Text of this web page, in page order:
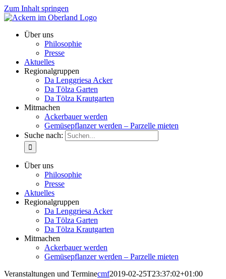
Zum Inhalt springen
Über uns
Philosophie
Presse
Aktuelles
Regionalgruppen
Da Lenggriesa Acker
Da Tölza Garten
Da Tölza Krautgarten
Mitmachen
Ackerbauer werden
Gemüsepflanzer werden – Parzelle mieten
Suche nach:
Über uns
Philosophie
Presse
Aktuelles
Regionalgruppen
Da Lenggriesa Acker
Da Tölza Garten
Da Tölza Krautgarten
Mitmachen
Ackerbauer werden
Gemüsepflanzer werden – Parzelle mieten
Veranstaltungen und Terminecmf2019-02-25T23:37:02+01:00